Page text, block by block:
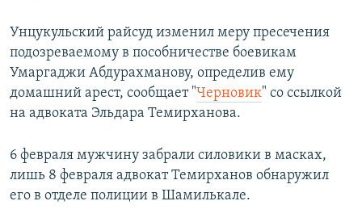
Все сайты РСЕ/РС
Унцукульский райсуд изменил меру пресечения
подозреваемому в пособничестве боевикам
Умаргаджи Абдурахманову, определив ему
домашний арест, сообщает "Черновик" со ссылкой
на адвоката Эльдара Темирханова.
6 февраля мужчину забрали силовики в масках,
лишь 8 февраля адвокат Темирханов обнаружил
его в отделе полиции в Шамилькале.